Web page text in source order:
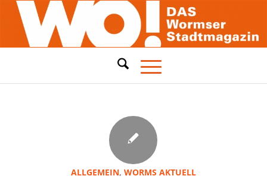
ALLGEMEIN, WORMS AKTUELL